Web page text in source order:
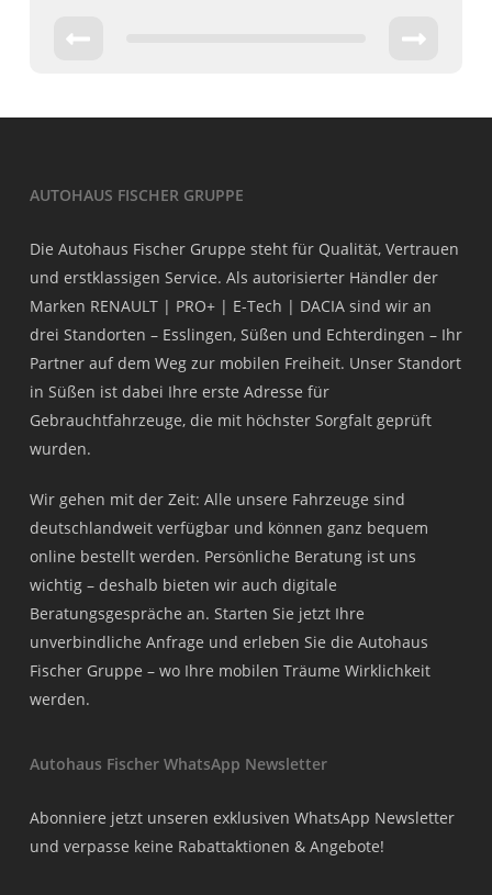
AUTOHAUS FISCHER GRUPPE
Die Autohaus Fischer Gruppe steht für Qualität, Vertrauen
und erstklassigen Service. Als autorisierter Händler der
Marken RENAULT | PRO+ | E-Tech | DACIA sind wir an
drei Standorten – Esslingen, Süßen und Echterdingen – Ihr
Partner auf dem Weg zur mobilen Freiheit. Unser Standort
in Süßen ist dabei Ihre erste Adresse für
Gebrauchtfahrzeuge, die mit höchster Sorgfalt geprüft
wurden.
Wir gehen mit der Zeit: Alle unsere Fahrzeuge sind
deutschlandweit verfügbar und können ganz bequem
online bestellt werden. Persönliche Beratung ist uns
wichtig – deshalb bieten wir auch digitale
Beratungsgespräche an. Starten Sie jetzt Ihre
unverbindliche Anfrage und erleben Sie die Autohaus
Fischer Gruppe – wo Ihre mobilen Träume Wirklichkeit
werden.
Autohaus Fischer WhatsApp Newsletter
Abonniere jetzt unseren exklusiven WhatsApp Newsletter
und verpasse keine Rabattaktionen & Angebote!